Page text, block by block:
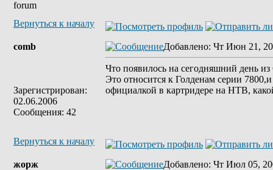
forum
Вернуться к началу
comb
Зарегистрирован:
02.06.2006
Сообщения: 42
Добавлено: Чт Июн 21,
Что появилось на сегодняшний день
Это относится к Голденам серии
официалкой в картридере на НТВ,
Вернуться к началу
жорж Добавлено: Чт Июл 05,